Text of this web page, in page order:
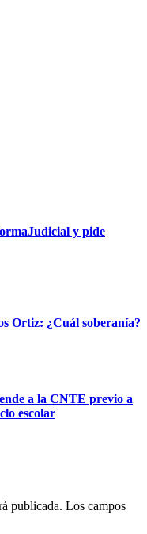
y pide
Ortiz: ¿Cuál soberanía?
a la CNTE previo a
escolar
publicada. Los campos